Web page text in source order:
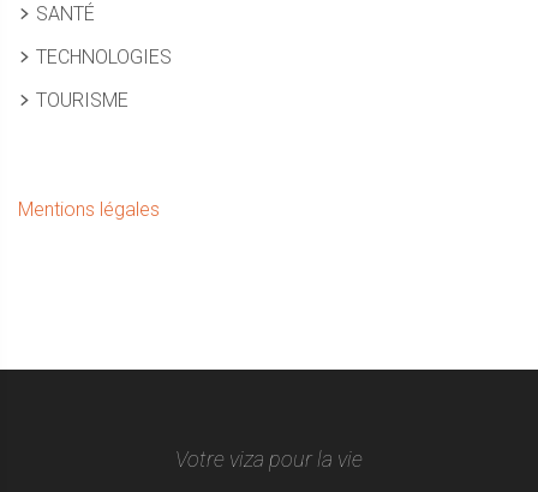
SANTÉ
TECHNOLOGIES
TOURISME
Mentions légales
Votre viza pour la vie